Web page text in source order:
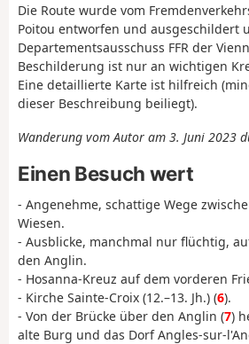
Die Route wurde vom
Poitou entworfen und ausgeschildert
Departementsausschuss FFR der
Beschilderung ist nur an wichtigen
Eine detaillierte Karte ist hilfreich
dieser Beschreibung beiliegt).
Wanderung vom Autor am 3. Juni 2023
Einen Besuch wert
- Angenehme, schattige Wege
Wiesen.
- Ausblicke, manchmal nur flüchtig,
den Anglin.
- Hosanna-Kreuz auf dem vorderen
- Kirche Sainte-Croix (12.–13. Jh.) (6).
- Von der Brücke über den Anglin (7)
alte Burg und das Dorf Angles-sur-